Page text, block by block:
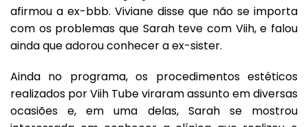
afirmou a ex-bbb. Viviane disse que não se importa
com os problemas que Sarah teve com Viih, e falou
ainda que adorou conhecer a ex-sister.
Ainda no programa, os procedimentos estéticos
realizados por Viih Tube viraram assunto em diversas
ocasiões e, em uma delas, Sarah se mostrou